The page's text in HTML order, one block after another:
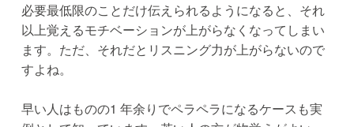
必要最低限のことだけ伝えられるようになると、それ
以上覚えるモチベーションが上がらなくなってしまい
ます。ただ、それだとリスニング力が上がらないので
すよね。
早い人はものの1 年余りでペラペラになるケースも実